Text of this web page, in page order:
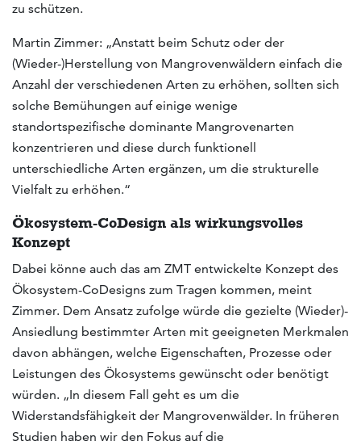
zu schützen.
Martin Zimmer: „Anstatt beim Schutz oder der
(Wieder-)Herstellung von Mangrovenwäldern einfach die
Anzahl der verschiedenen Arten zu erhöhen, sollten sich
solche Bemühungen auf einige wenige
standortspezifische dominante Mangrovenarten
konzentrieren und diese durch funktionell
unterschiedliche Arten ergänzen, um die strukturelle
Vielfalt zu erhöhen.“
Ökosystem-CoDesign als wirkungsvolles
Konzept
Dabei könne auch das am ZMT entwickelte Konzept des
Ökosystem-CoDesigns zum Tragen kommen, meint
Zimmer. Dem Ansatz zufolge würde die gezielte (Wieder)-
Ansiedlung bestimmter Arten mit geeigneten Merkmalen
davon abhängen, welche Eigenschaften, Prozesse oder
Leistungen des Ökosystems gewünscht oder benötigt
würden. „In diesem Fall geht es um die
Widerstandsfähigkeit der Mangrovenwälder. In früheren
Studien haben wir den Fokus auf die